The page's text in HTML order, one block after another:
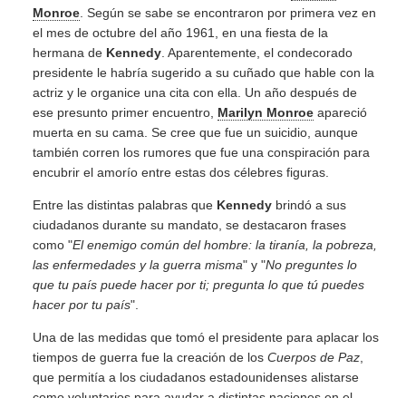
Monroe . Según se sabe se encontraron por primera vez en
el mes de octubre del año 1961, en una fiesta de la
hermana de Kennedy . Aparentemente, el condecorado
presidente le habría sugerido a su cuñado que hable con la
actriz y le organice una cita con ella. Un año después de
ese presunto primer encuentro, Marilyn Monroe apareció
muerta en su cama. Se cree que fue un suicidio, aunque
también corren los rumores que fue una conspiración para
encubrir el amorío entre estas dos célebres figuras.
Entre las distintas palabras que Kennedy brindó a sus
ciudadanos durante su mandato, se destacaron frases
como "El enemigo común del hombre: la tiranía, la pobreza,
las enfermedades y la guerra misma" y "No preguntes lo
que tu país puede hacer por ti; pregunta lo que tú puedes
hacer por tu país".
Una de las medidas que tomó el presidente para aplacar los
tiempos de guerra fue la creación de los Cuerpos de Paz
que permitía a los ciudadanos estadounidenses alistarse